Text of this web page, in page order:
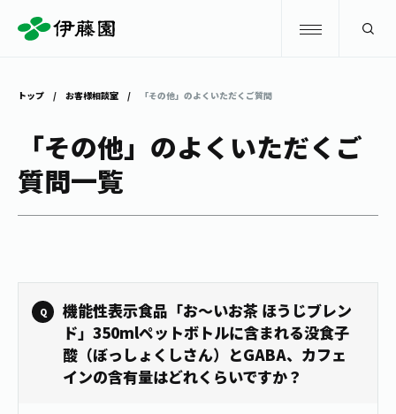
商品情報 トップ
お〜いお茶
健康ミネラルむぎ茶
TULLY'S COFFEE
キャンペーン
お茶を知る・楽しむ
お茶を楽しむ
お茶のいれ方
体験・イベント
体験・イベント
見学・体験
店舗・通販
トップ お客様相談室 「その他」のよくいただくご質問
「その他」のよくいただくご
質問一覧
機能性表示食品「お～いお茶 ほうじブレン
ド」350mlペットボトルに含まれる没食子
酸（ぼっしょくしさん）とGABA、カフェ
インの含有量はどれくらいですか？